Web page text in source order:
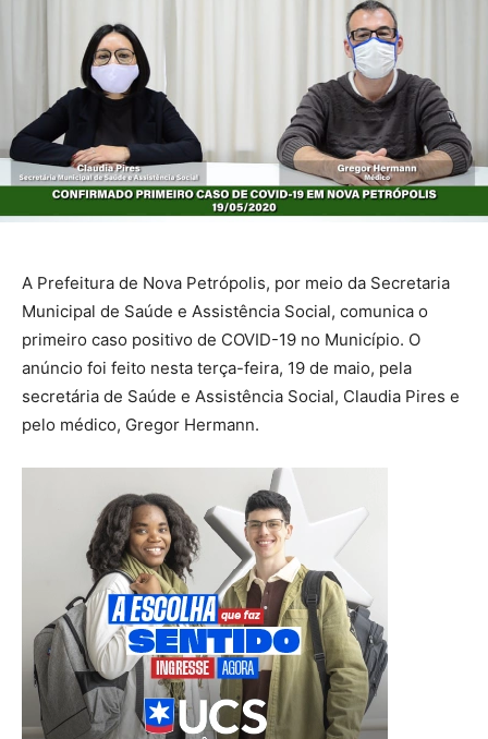
A Prefeitura de Nova Petrópolis, por meio da Secretaria
Municipal de Saúde e Assistência Social, comunica o
primeiro caso positivo de COVID-19 no Município. O
anúncio foi feito nesta terça-feira, 19 de maio, pela
secretária de Saúde e Assistência Social, Claudia Pires e
pelo médico, Gregor Hermann.